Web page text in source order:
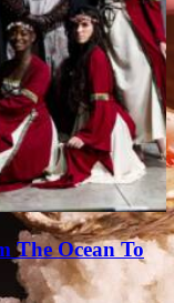
The Ocean To